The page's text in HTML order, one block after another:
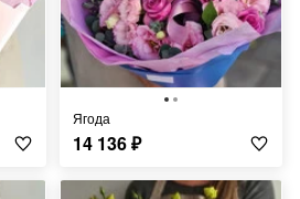
Ягода
14 136₽